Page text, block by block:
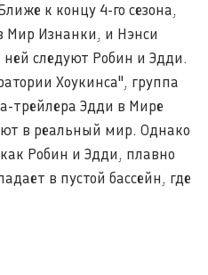
к концу 4-го сезона,
Мир Изнанки, и Нэнси
следуют Робин и Эдди.
Хоукинса", группа
трейлера Эдди в Мире
в реальный мир. Однако
Робин и Эдди, плавно
в пустой бассейн, где